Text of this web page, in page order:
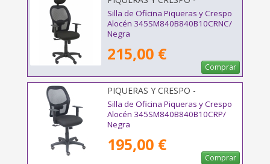
345SM840B840B10CRNC
Silla de Oficina Piqueras y Crespo
Alocén 345SM840B840B10CRNC/
Negra
215,00 €
Comprar
PIQUERAS Y CRESPO -
345SM840B840B10CRP
Silla de Oficina Piqueras y Crespo
Alocén 345SM840B840B10CRP/
Negra
195,00 €
Comprar